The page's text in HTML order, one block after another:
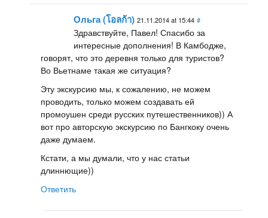
Ольга (โอลก้า) 21.11.2014 at 15:44 #
Здравствуйте, Павел! Спасибо за
интересные дополнения! В Камбодже,
говорят, что это деревня только для туристов?
Во Вьетнаме такая же ситуация?
Эту экскурсию мы, к сожалению, не можем
проводить, только можем создавать ей
промоушен среди русских путешественников)) А
вот про авторскую экскурсию по Бангкоку очень
даже думаем.
Кстати, а мы думали, что у нас статьи
длиннющие))
Ответить